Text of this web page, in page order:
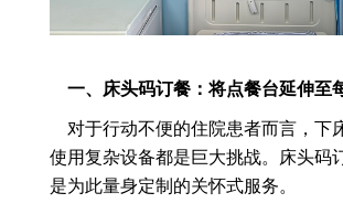
一、床头码订餐：将点餐台延伸至
对于行动不便的住院患者而言，下
使用复杂设备都是巨大挑战。床头码
是为此量身定制的关怀式服务。